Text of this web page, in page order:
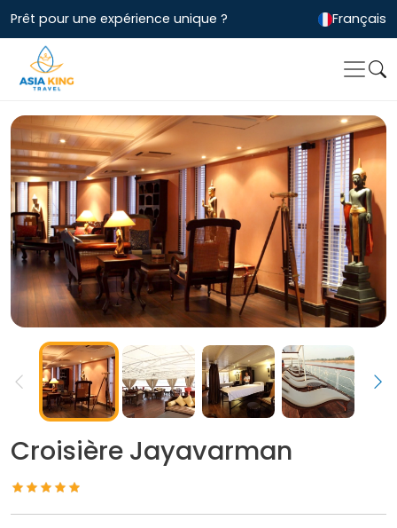
Prêt pour une expérience unique ? Français
Croisière Jayavarman